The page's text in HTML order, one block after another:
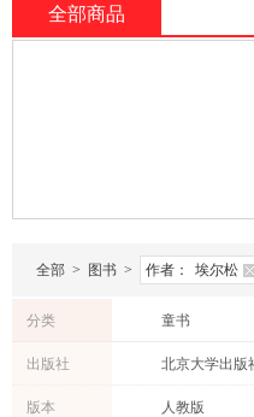
全部商品
全部 > 图书 > 作者： 埃尔松
分类 童书
出版社 北京大学出版
版本 人教版
加